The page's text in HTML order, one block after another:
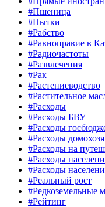
#Пшеница
#Пытки
#Рабство
#Равноправие в
#Радиочастоты
#Развлечения
#Рак
#Растениеводство
#Растительное
#Расходы
#Расходы БВУ
#Расходы
#Расходы
#Расходы на
#Расходы
#Расходы
#Реальный рост
#Редкоземельные
#Рейтинг